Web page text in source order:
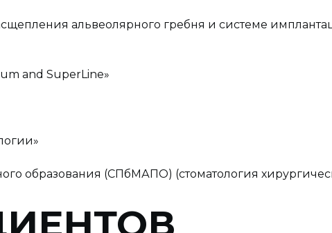
альвеолярного гребня и системе
and SuperLine»
образования (СПбМАПО) (стоматология